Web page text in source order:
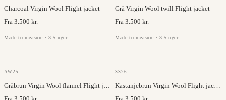
Charcoal Virgin Wool Flight jacket
Fra 3.500 kr.
Made-to-measure · 3-5 uger
Grå Virgin Wool twill Flight jacket
Fra 3.500 kr.
Made-to-measure · 3-5 uger
JC COLLECTION
AW25
Gråbrun Virgin Wool flannel Flight jacket
SS26
Kastanjebrun Virgin Wool Flight jacket